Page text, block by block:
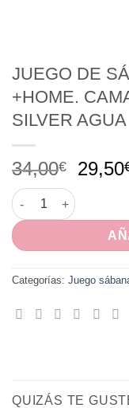
JUEGO DE
+HOME.
SILVER AGUA
34,00€
El
era:
29,50
JUEGO DE
Categorías: Juego
QUIZÁS TE